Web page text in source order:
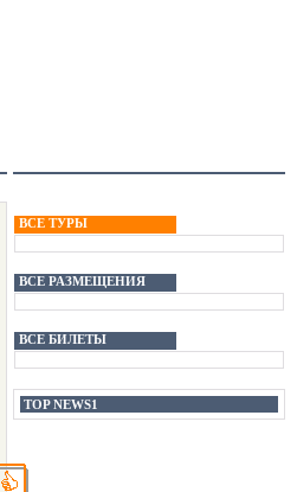
ВСЕ ТУРЫ
ВСЕ РАЗМЕЩЕНИЯ
ВСЕ БИЛЕТЫ
TOP NEWS1